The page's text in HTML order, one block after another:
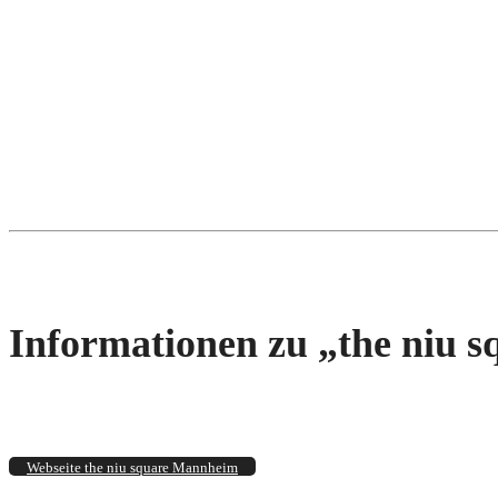
Informationen zu „the niu
Webseite the niu square Mannheim